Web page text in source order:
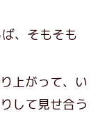
、そもそも
上がって、い
して見せ合う